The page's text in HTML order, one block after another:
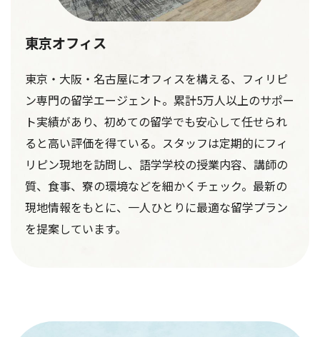
東京オフィス
東京・大阪・名古屋にオフィスを構える、フィリピ
ン専門の留学エージェント。累計5万人以上のサポー
ト実績があり、初めての留学でも安心して任せられ
ると高い評価を得ている。スタッフは定期的にフィ
リピン現地を訪問し、語学学校の授業内容、講師の
質、食事、寮の環境などを細かくチェック。最新の
現地情報をもとに、一人ひとりに最適な留学プラン
を提案しています。